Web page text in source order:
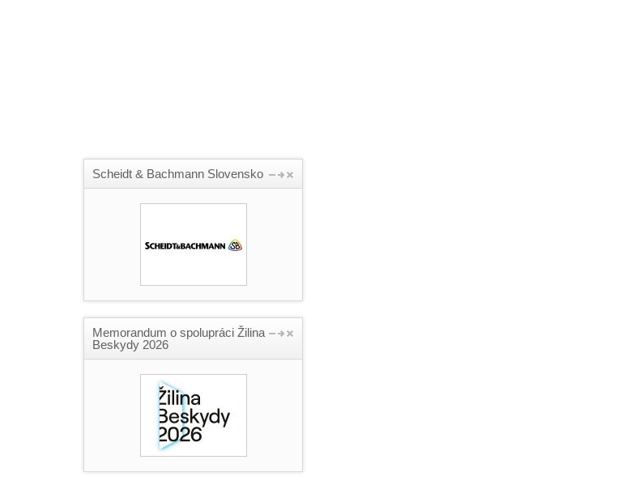
Scheidt & Bachmann Slovensko
Memorandum o spolupráci Žilina
Beskydy 2026